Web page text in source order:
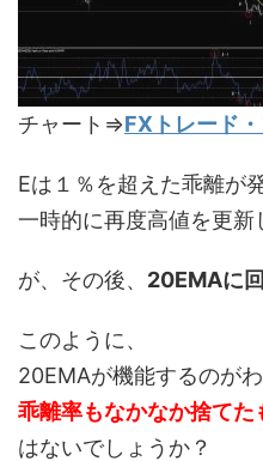
チャート⇒FXトレード
Eは１％を超えた乖離が
一時的に再度高値を更新
が、その後、 20EMAに
このように、
20EMAが機能するのが
乖離率もなかなか捨てた
はないでしょうか？